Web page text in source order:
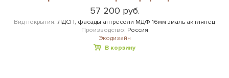
57 200 руб.
Вид покрытия: ЛДСП, фасады антресоли МДФ 16мм эмаль ак глянец
Производство: Россия
Экодизайн
В корзину